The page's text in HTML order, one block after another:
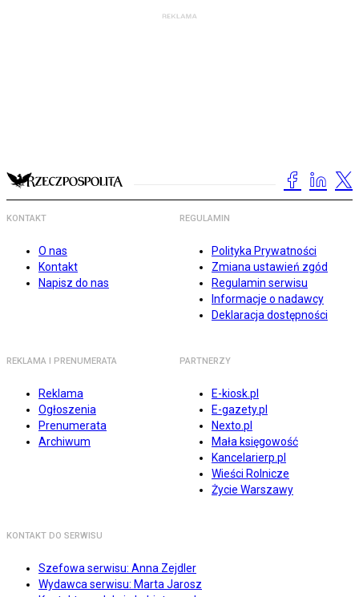
KONTAKT
O nas
Kontakt
Napisz do nas
REGULAMIN
Polityka Prywatności
Zmiana ustawień zgód
Regulamin serwisu
Informacje o nadawcy
Deklaracja dostępności
REKLAMA I PRENUMERATA
Reklama
Ogłoszenia
Prenumerata
Archiwum
PARTNERZY
E-kiosk.pl
E-gazety.pl
Nexto.pl
Mała księgowość
Kancelarierp.pl
Wieści Rolnicze
Życie Warszawy
KONTAKT DO SERWISU
Szefowa serwisu: Anna Zejdler
Wydawca serwisu: Marta Jarosz